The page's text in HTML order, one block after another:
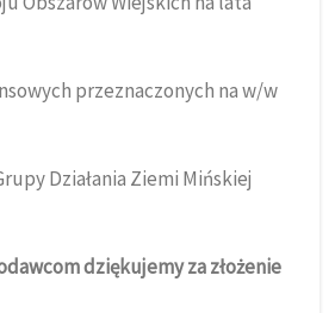
przeznaczonych na w/w
Działania Ziemi Mińskiej
dziękujemy za złożenie